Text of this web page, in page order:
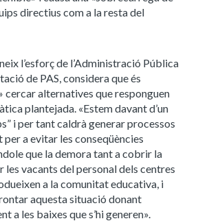
directius com a la resta del
l’esforç de l’Administració Pública
de PAS, considera que és
cercar alternatives que responguen
plantejada. «Estem davant d’un
i per tant caldrà generar processos
per a evitar les conseqüències
que la demora tant a cobrir la
les vacants del personal dels centres
a la comunitat educativa, i
aquesta situació donant
a les baixes que s’hi generen».